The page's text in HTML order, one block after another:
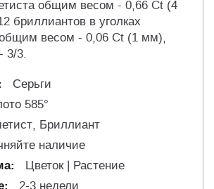
общим весом - 0,66 Ct (4
бриллиантов в уголках
весом - 0,06 Ct (1 мм),
3/3.
Серьги
585°
Бриллиант
наличие
Цветок | Растение
2-3 недели